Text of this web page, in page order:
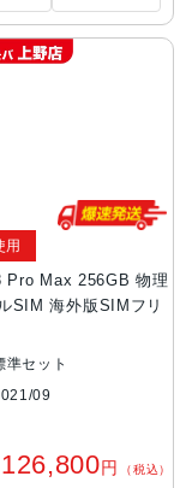
Pro Max 256GB 物理
SIM 海外版SIMフリ
用
準セット
09
126,800円 （税込）